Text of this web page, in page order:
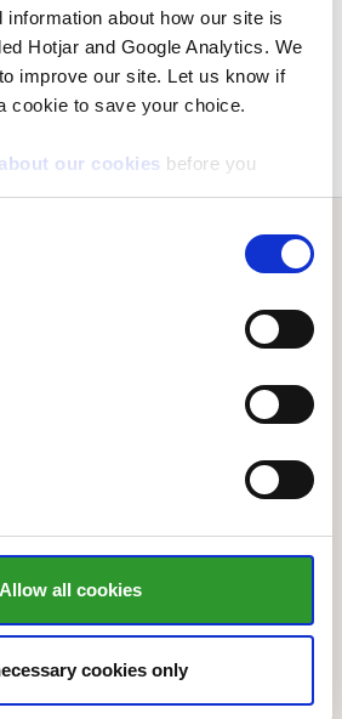
about how our site is
Hotjar and Google Analytics. We
improve our site. Let us know if
cookie to save your choice.
our cookies before you
Allow all cookies
cookies only
Charges Consultation
CYMRAEG.pdf, 587.6 KB
ar ein cynigion i
a gweithgareddau
Darllenwch hwn cyn bwrw
(CNC) ar gyfer 2026/27
hymgynghoriad yn gofyn i
ein cynigion. Byddwn yn